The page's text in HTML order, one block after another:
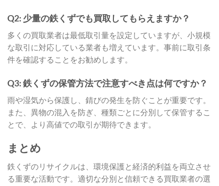
Q2: 少量の鉄くずでも買取してもらえますか？
多くの買取業者は最低取引量を設定していますが、小規模
な取引に対応している業者も増えています。事前に取引条
件を確認することをお勧めします。
Q3: 鉄くずの保管方法で注意すべき点は何ですか？
雨や湿気から保護し、錆びの発生を防ぐことが重要です。
また、異物の混入を防ぎ、種類ごとに分別して保管するこ
とで、より高値での取引が期待できます。
まとめ
鉄くずのリサイクルは、環境保護と経済的利益を両立させ
る重要な活動です。適切な分別と信頼できる買取業者の選